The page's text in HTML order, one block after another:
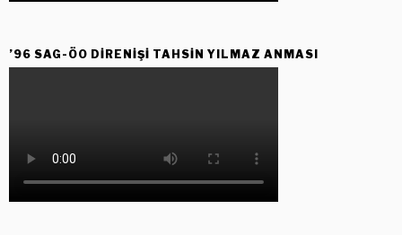
’96 SAG-ÖO DİRENİŞİ TAHSİN YILMAZ ANMASI